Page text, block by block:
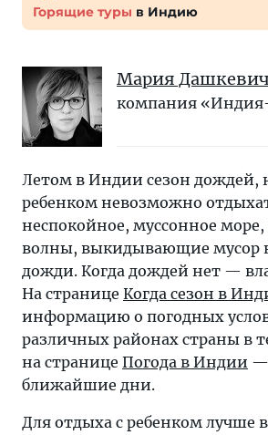
Горящие туры в Индию
Мария Дашкевич
компания
Летом в Индии сезон дождей,
ребенком невозможно
неспокойное, муссонное
волны, выкидывающие мусор
дожди. Когда дождей нет —
На странице Когда сезон в
информацию о погодных
различных районах страны в
на странице Погода в Индии —
ближайшие дни.
Для отдыха с ребенком лучше